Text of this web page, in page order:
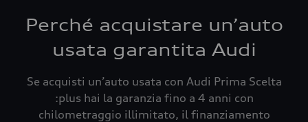
Perché acquistare un’auto
usata garantita Audi
Se acquisti un’auto usata con Audi Prima Scelta
:plus hai la garanzia fino a 4 anni con
chilometraggio illimitato, il finanziamento